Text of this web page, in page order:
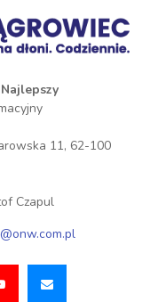
11, 62-100
Czapul